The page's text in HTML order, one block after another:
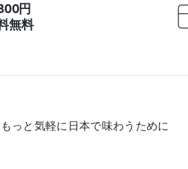
円
無料
っと気軽に日本で味わうために